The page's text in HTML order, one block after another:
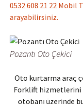
0532 608 21 22 Mobil
arayabilirsiniz.
Pozantı Oto Çekici
Oto kurtarma araç
Forklift hizmetlerini
otobanı üzerinde